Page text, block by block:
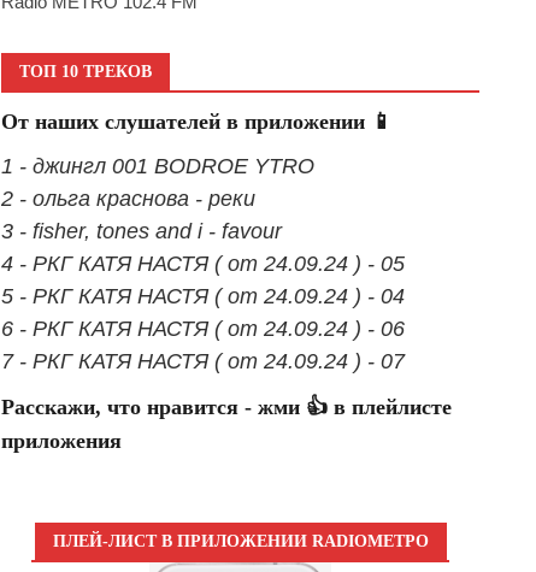
ТОП 10 ТРЕКОВ
От наших слушателей в приложении 📱
1 - джингл 001 BODROE YTRO
2 - ольга краснова - реки
3 - fisher, tones and i - favour
4 - РКГ КАТЯ НАСТЯ ( от 24.09.24 ) - 05
5 - РКГ КАТЯ НАСТЯ ( от 24.09.24 ) - 04
6 - РКГ КАТЯ НАСТЯ ( от 24.09.24 ) - 06
7 - РКГ КАТЯ НАСТЯ ( от 24.09.24 ) - 07
Расскажи, что нравится - жми 👍 в плейлисте
приложения
ПЛЕЙ-ЛИСТ В ПРИЛОЖЕНИИ RADIOМЕТРО